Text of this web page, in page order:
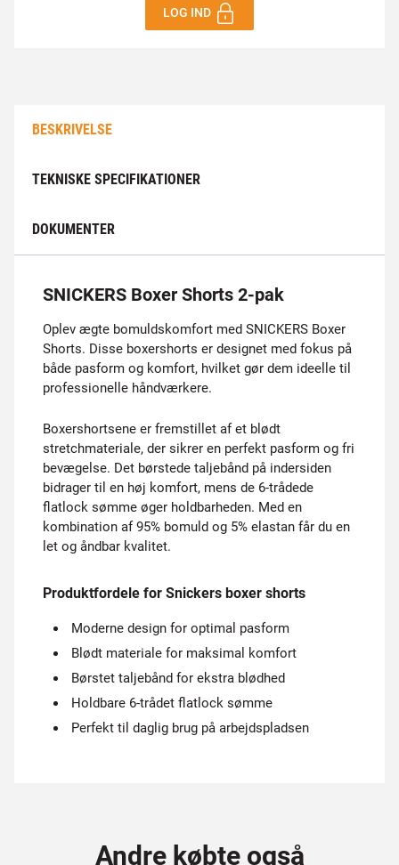
LOG IND
BESKRIVELSE
TEKNISKE SPECIFIKATIONER
DOKUMENTER
SNICKERS Boxer Shorts 2-pak
Oplev ægte bomuldskomfort med SNICKERS Boxer
Shorts. Disse boxershorts er designet med fokus på
både pasform og komfort, hvilket gør dem ideelle til
professionelle håndværkere.
Boxershortsene er fremstillet af et blødt
stretchmateriale, der sikrer en perfekt pasform og fri
bevægelse. Det børstede taljebånd på indersiden
bidrager til en høj komfort, mens de 6-trådede
flatlock sømme øger holdbarheden. Med en
kombination af 95% bomuld og 5% elastan får du en
let og åndbar kvalitet.
Produktfordele for Snickers boxer shorts
Moderne design for optimal pasform
Blødt materiale for maksimal komfort
Børstet taljebånd for ekstra blødhed
Holdbare 6-trådet flatlock sømme
Perfekt til daglig brug på arbejdspladsen
Andre købte også